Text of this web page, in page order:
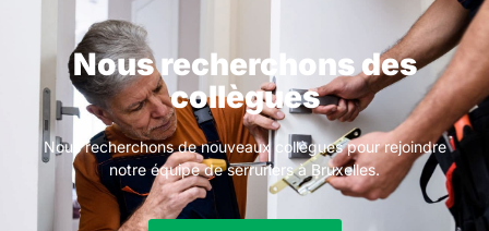
Nous recherchons des
collègues
Nous recherchons de nouveaux collègues pour rejoindre
notre équipe de serruriers à Bruxelles.